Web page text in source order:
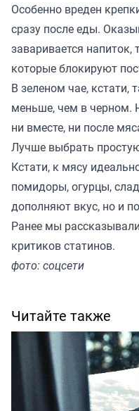
Особенно вреден
сразу после еды.
заваривается
которые блокируют
В зеленом чае, кстати,
меньше, чем в черном.
ни вместе, ни после
Лучше выбрать
Кстати, к мясу
помидоры, огурцы,
дополняют вкус, но и
Ранее мы рассказывали
критиков статинов.
фото: соцсети
Читайте также